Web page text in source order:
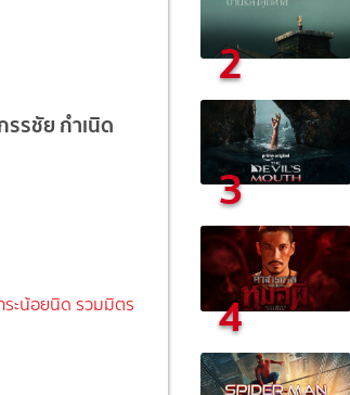
รชัย กำเนิด
ะน้อยนิด รวมมิตร
2
3
4